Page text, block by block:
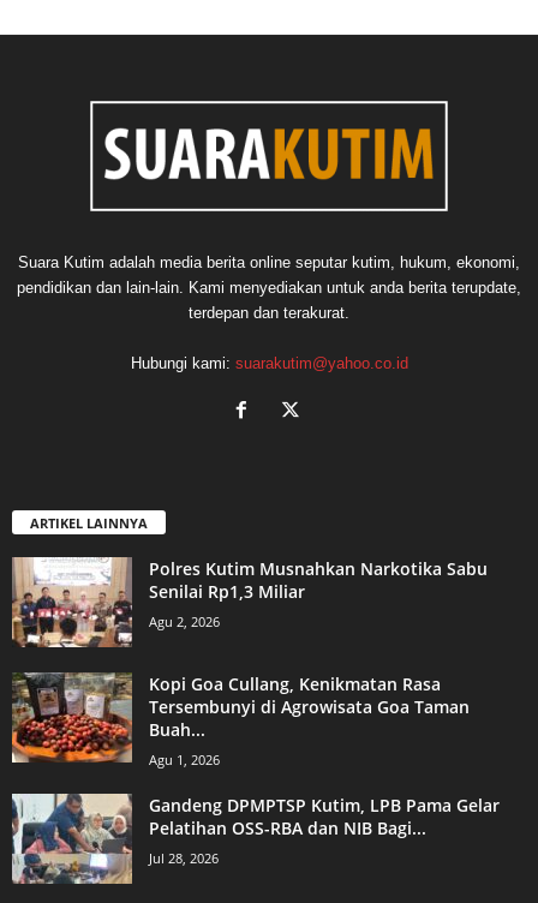
Suara Kutim adalah media berita online seputar kutim, hukum, ekonomi,
pendidikan dan lain-lain. Kami menyediakan untuk anda berita terupdate,
terdepan dan terakurat.
Hubungi kami: suarakutim@yahoo.co.id
ARTIKEL LAINNYA
Polres Kutim Musnahkan Narkotika Sabu
Senilai Rp1,3 Miliar
Agu 2, 2026
Kopi Goa Cullang, Kenikmatan Rasa
Tersembunyi di Agrowisata Goa Taman
Buah...
Agu 1, 2026
Gandeng DPMPTSP Kutim, LPB Pama Gelar
Pelatihan OSS-RBA dan NIB Bagi...
Jul 28, 2026